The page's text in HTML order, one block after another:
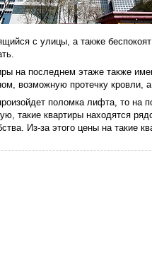
с улицы, а также
на последнем этаже также
возможную протечку кровли,
поломка лифта, то на
такие квартиры находятся
Из-за этого цены на такие